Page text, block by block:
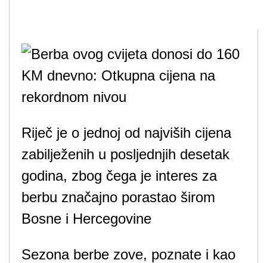
Riječ je o jednoj od najviših cijena
zabilježenih u posljednjih desetak
godina, zbog čega je interes za
berbu značajno porastao širom
Bosne i Hercegovine
Sezona berbe zove, poznate i kao